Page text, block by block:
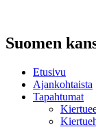
Suomen
Etusivu
Ajankohtaista
Tapahtumat